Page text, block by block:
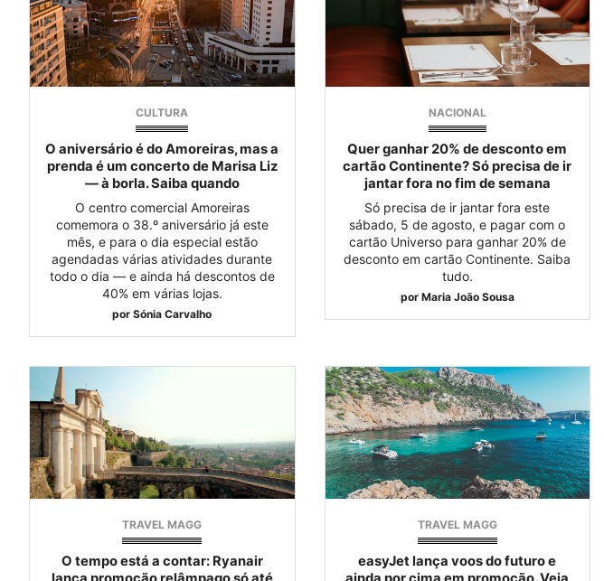
CULTURA
O aniversário é do Amoreiras, mas a
prenda é um concerto de Marisa Liz
— à borla. Saiba quando
O centro comercial Amoreiras
comemora o 38.º aniversário já este
mês, e para o dia especial estão
agendadas várias atividades durante
todo o dia — e ainda há descontos de
40% em várias lojas.
por Sónia Carvalho
NACIONAL
Quer ganhar 20% de desconto em
cartão Continente? Só precisa de ir
jantar fora no fim de semana
Só precisa de ir jantar fora este
sábado, 5 de agosto, e pagar com o
cartão Universo para ganhar 20% de
desconto em cartão Continente. Saiba
tudo.
por Maria João Sousa
TRAVEL MAGG
O tempo está a contar: Ryanair
TRAVEL MAGG
easyJet lança voos do futuro e